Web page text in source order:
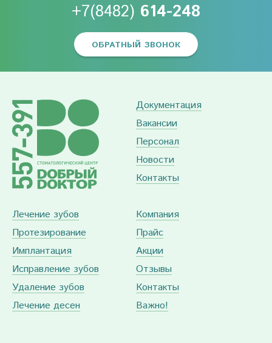
+7(8482) 614-248
ОБРАТНЫЙ ЗВОНОК
Документация
Вакансии
Персонал
Новости
Контакты
Лечение зубов
Протезирование
Имплантация
Исправление зубов
Удаление зубов
Лечение десен
Компания
Прайс
Акции
Отзывы
Контакты
Важно!